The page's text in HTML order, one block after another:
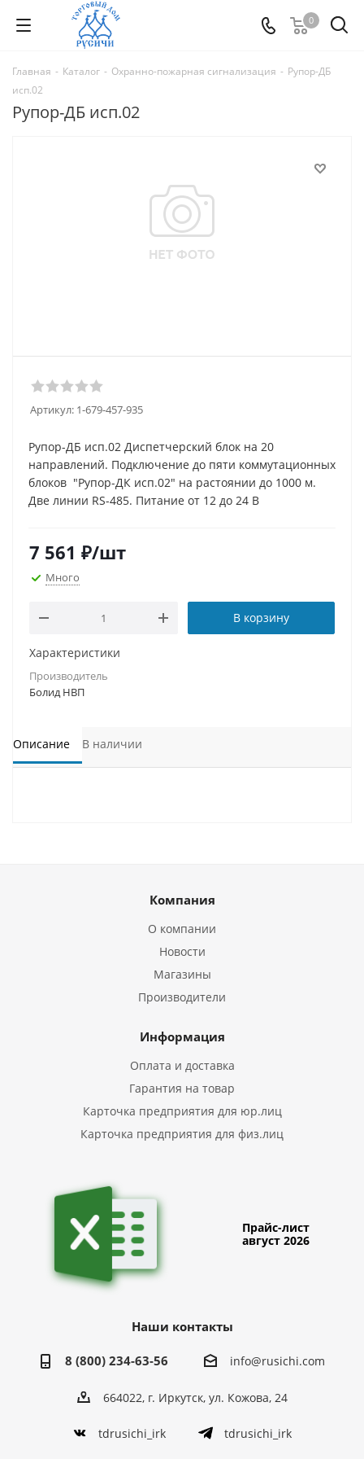
0
Главная - Каталог - Охранно-пожарная сигнализация - Рупор-ДБ
исп.02
Рупор-ДБ исп.02
Артикул: 1-679-457-935
Рупор-ДБ исп.02 Диспетчерский блок на 20
направлений. Подключение до пяти коммутационных
блоков "Рупор-ДК исп.02" на растоянии до 1000 м.
Две линии RS-485. Питание от 12 до 24 В
7 561 ₽/шт
Много
В корзину
Характеристики
Производитель
Болид НВП
Описание В наличии
Компания
О компании
Новости
Магазины
Производители
Информация
Оплата и доставка
Гарантия на товар
Карточка предприятия для юр.лиц
Карточка предприятия для физ.лиц
Прайс-лист
август 2026
Наши контакты
8 (800) 234-63-56 info@rusichi.com
664022, г. Иркутск, ул. Кожова, 24
tdrusichi_irk tdrusichi_irk